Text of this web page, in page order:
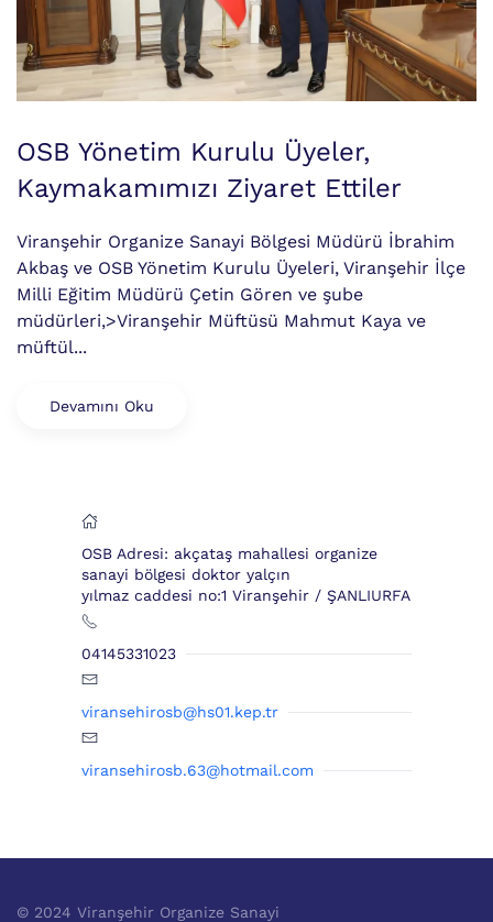
OSB Yönetim Kurulu Üyeler,
Kaymakamımızı Ziyaret Ettiler
Viranşehir Organize Sanayi Bölgesi Müdürü İbrahim
Akbaş ve OSB Yönetim Kurulu Üyeleri, Viranşehir İlçe
Milli Eğitim Müdürü Çetin Gören ve şube
müdürleri,>Viranşehir Müftüsü Mahmut Kaya ve
müftül...
Devamını Oku
OSB Adresi: akçataş mahallesi organize
sanayi bölgesi doktor yalçın
yılmaz caddesi no:1 Viranşehir / ŞANLIURFA
04145331023
viransehirosb@hs01.kep.tr
viransehirosb.63@hotmail.com
© 2024 Viranşehir Organize Sanayi